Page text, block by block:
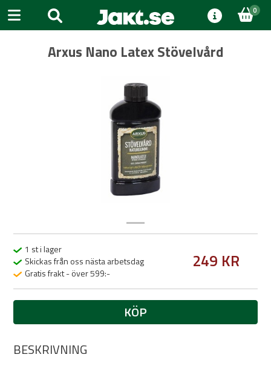
0
Arxus Nano Latex Stövelvård
1 st i lager
Skickas från oss nästa arbetsdag
Gratis frakt - över 599:-
249 KR
KÖP
BESKRIVNING